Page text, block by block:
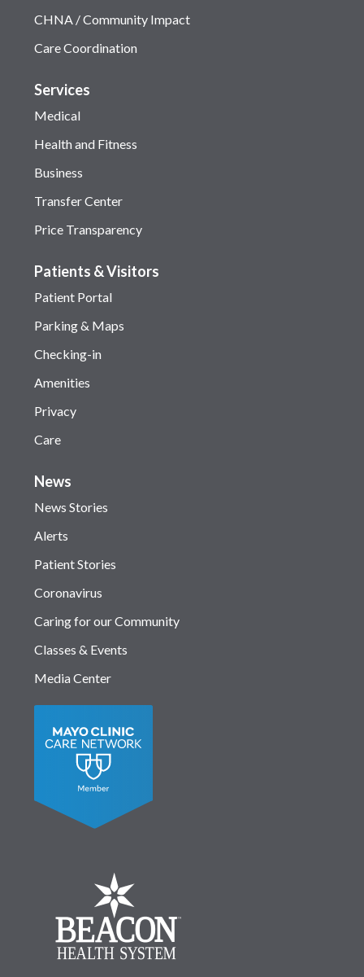
CHNA / Community Impact
Care Coordination
Services
Medical
Health and Fitness
Business
Transfer Center
Price Transparency
Patients & Visitors
Patient Portal
Parking & Maps
Checking-in
Amenities
Privacy
Care
News
News Stories
Alerts
Patient Stories
Coronavirus
Caring for our Community
Classes & Events
Media Center